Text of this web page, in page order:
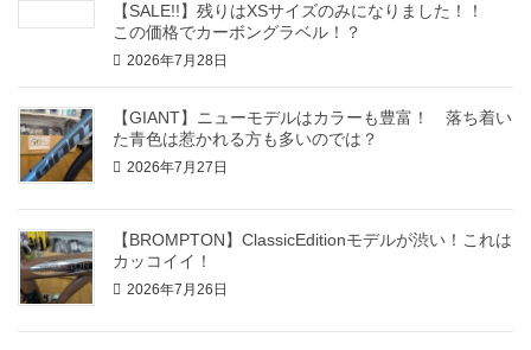
【SALE!!】残りはXSサイズのみになりました！！
この価格でカーボングラベル！？
2026年7月28日
【GIANT】ニューモデルはカラーも豊富！ 落ち着い
た青色は惹かれる方も多いのでは？
2026年7月27日
【BROMPTON】ClassicEditionモデルが渋い！これは
カッコイイ！
2026年7月26日